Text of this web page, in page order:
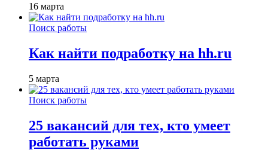
16 марта
Поиск работы
Как найти подработку на hh.ru
5 марта
Поиск работы
25 вакансий для тех, кто умеет
работать руками